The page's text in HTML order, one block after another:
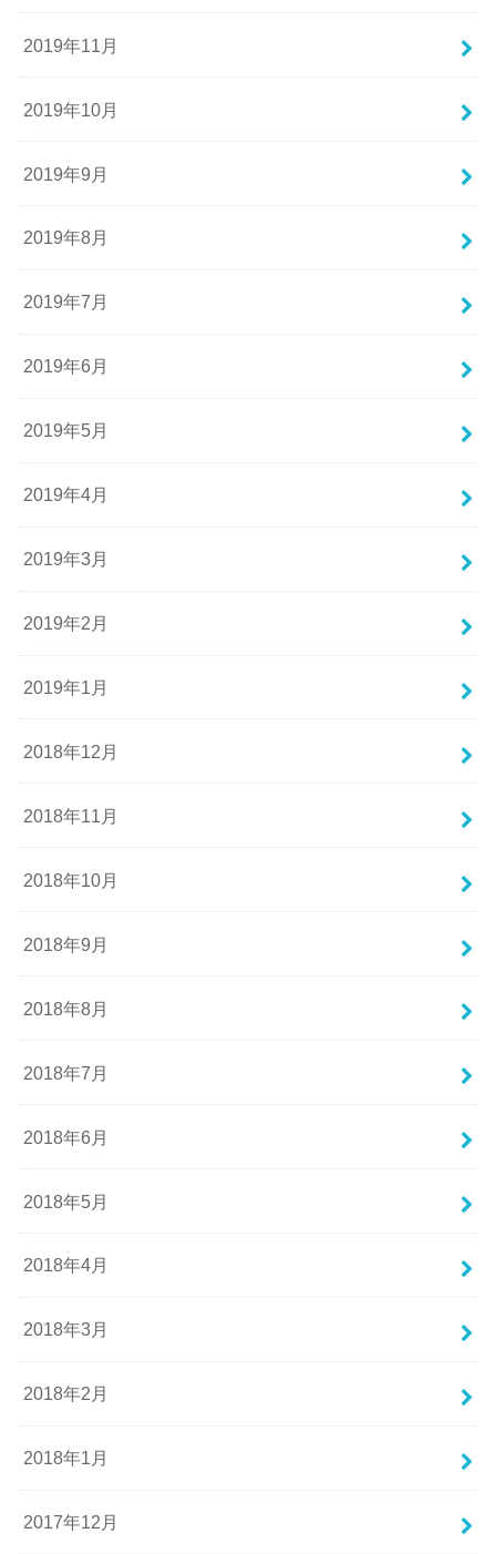
2019年11月
2019年10月
2019年9月
2019年8月
2019年7月
2019年6月
2019年5月
2019年4月
2019年3月
2019年2月
2019年1月
2018年12月
2018年11月
2018年10月
2018年9月
2018年8月
2018年7月
2018年6月
2018年5月
2018年4月
2018年3月
2018年2月
2018年1月
2017年12月